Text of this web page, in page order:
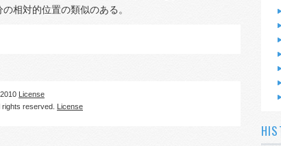
相対的位置の類似のある。
License
reserved. License